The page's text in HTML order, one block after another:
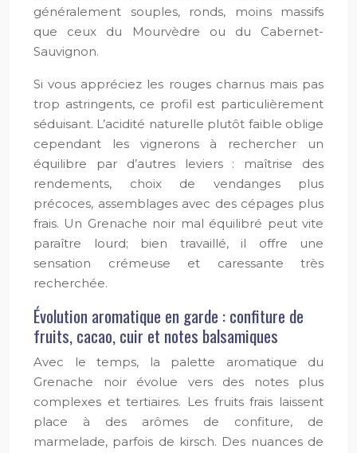
généralement souples, ronds, moins massifs
que ceux du Mourvèdre ou du Cabernet-
Sauvignon.
Si vous appréciez les rouges charnus mais pas
trop astringents, ce profil est particulièrement
séduisant. L’acidité naturelle plutôt faible oblige
cependant les vignerons à rechercher un
équilibre par d’autres leviers : maîtrise des
rendements, choix de vendanges plus
précoces, assemblages avec des cépages plus
frais. Un Grenache noir mal équilibré peut vite
paraître lourd; bien travaillé, il offre une
sensation crémeuse et caressante très
recherchée.
Évolution aromatique en garde : confiture de
fruits, cacao, cuir et notes balsamiques
Avec le temps, la palette aromatique du
Grenache noir évolue vers des notes plus
complexes et tertiaires. Les fruits frais laissent
place à des arômes de confiture, de
marmelade, parfois de kirsch. Des nuances de